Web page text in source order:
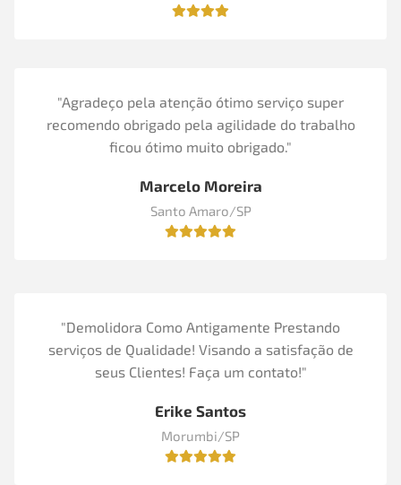
"Agradeço pela atenção ótimo serviço super
recomendo obrigado pela agilidade do trabalho
ficou ótimo muito obrigado."
Marcelo Moreira
Santo Amaro/SP
"Demolidora Como Antigamente Prestando
serviços de Qualidade! Visando a satisfação de
seus Clientes! Faça um contato!"
Erike Santos
Morumbi/SP